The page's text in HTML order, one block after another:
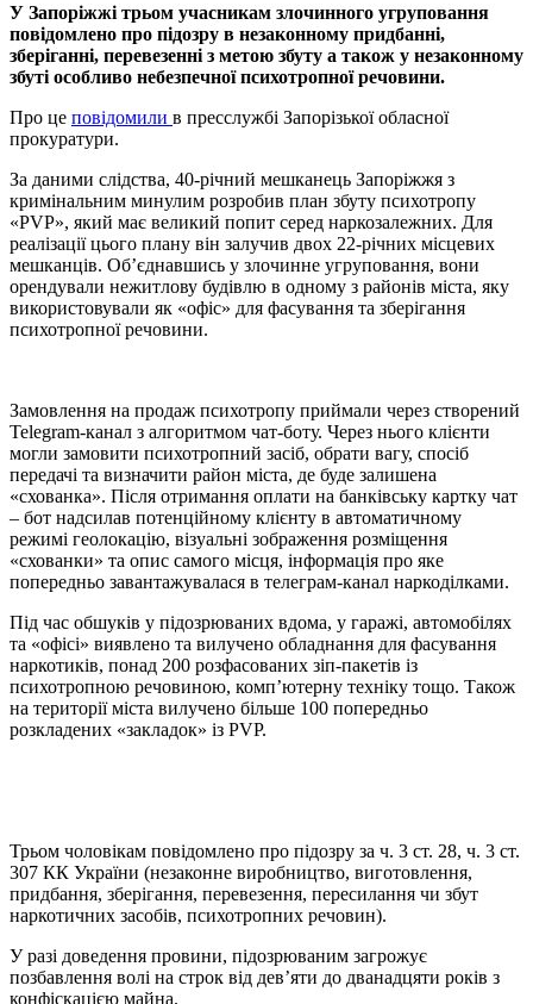
У Запоріжжі трьом учасникам злочинного угруповання
повідомлено про підозру в незаконному придбанні,
зберіганні, перевезенні з метою збуту а також у незаконному
збуті особливо небезпечної психотропної речовини.
Про це повідомили в пресслужбі Запорізької обласної
прокуратури.
За даними слідства, 40-річний мешканець Запоріжжя з
кримінальним минулим розробив план збуту психотропу
«PVP», який має великий попит серед наркозалежних. Для
реалізації цього плану він залучив двох 22-річних місцевих
мешканців. Об’єднавшись у злочинне угруповання, вони
орендували нежитлову будівлю в одному з районів міста, яку
використовували як «офіс» для фасування та зберігання
психотропної речовини.
Замовлення на продаж психотропу приймали через створений
Telegram-канал з алгоритмом чат-боту. Через нього клієнти
могли замовити психотропний засіб, обрати вагу, спосіб
передачі та визначити район міста, де буде залишена
«схованка». Після отримання оплати на банківську картку чат
– бот надсилав потенційному клієнту в автоматичному
режимі геолокацію, візуальні зображення розміщення
«схованки» та опис самого місця, інформація про яке
попередньо завантажувалася в телеграм-канал наркоділками.
Під час обшуків у підозрюваних вдома, у гаражі, автомобілях
та «офісі» виявлено та вилучено обладнання для фасування
наркотиків, понад 200 розфасованих зіп-пакетів із
психотропною речовиною, комп’ютерну техніку тощо. Також
на території міста вилучено більше 100 попередньо
розкладених «закладок» із PVP.
Трьом чоловікам повідомлено про підозру за ч. 3 ст. 28, ч. 3 ст.
307 КК України (незаконне виробництво, виготовлення,
придбання, зберігання, перевезення, пересилання чи збут
наркотичних засобів, психотропних речовин).
У разі доведення провини, підозрюваним загрожує
позбавлення волі на строк від дев’яти до дванадцяти років з
конфіскацією майна.